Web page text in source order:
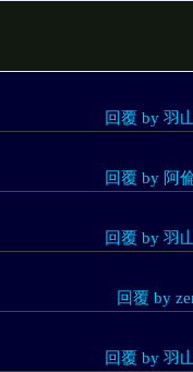
回覆 by 羽
回覆 by 阿
回覆 by 羽
回覆 by
回覆 by 羽